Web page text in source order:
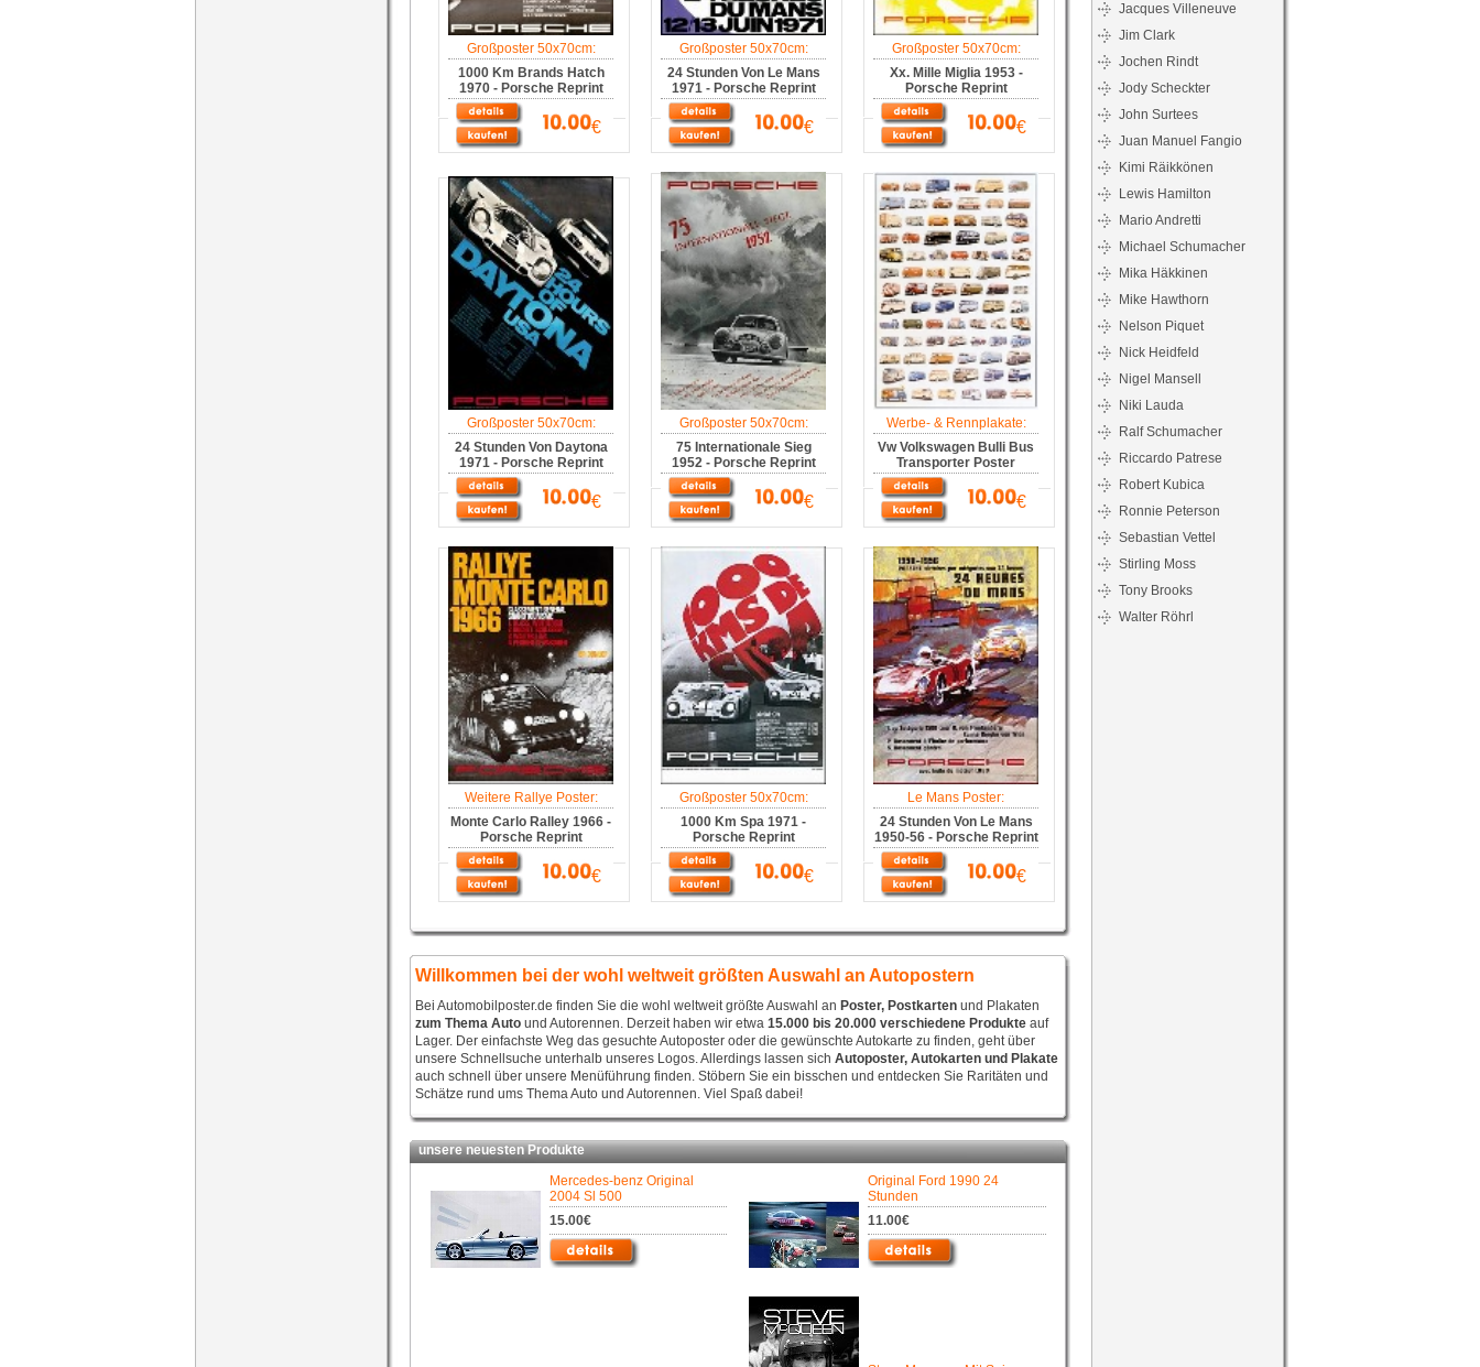
Großposter 50x70cm:
1000 Km Brands Hatch
1970 - Porsche Reprint
€
Großposter 50x70cm:
24 Stunden Von Le Mans
1971 - Porsche Reprint
€
Großposter 50x70cm:
Xx. Mille Miglia 1953 -
Porsche Reprint
€
Großposter 50x70cm:
24 Stunden Von Daytona
1971 - Porsche Reprint
€
Großposter 50x70cm:
75 Internationale Sieg
1952 - Porsche Reprint
€
Werbe- & Rennplakate:
Vw Volkswagen Bulli Bus
Transporter Poster
€
Weitere Rallye Poster:
Monte Carlo Ralley 1966 -
Porsche Reprint
€
Großposter 50x70cm:
1000 Km Spa 1971 -
Porsche Reprint
€
Le Mans Poster:
24 Stunden Von Le Mans
1950-56 - Porsche Reprint
€
Willkommen bei der wohl weltweit größten Auswahl an Autopostern
Bei Automobilposter.de finden Sie die wohl weltweit größte Auswahl an Poster, Postkarten und Plakaten
zum Thema Auto und Autorennen. Derzeit haben wir etwa 15.000 bis 20.000 verschiedene Produkte auf
Lager. Der einfachste Weg das gesuchte Autoposter oder die gewünschte Autokarte zu finden, geht über
unsere Schnellsuche unterhalb unseres Logos. Allerdings lassen sich Autoposter, Autokarten und Plakate
auch schnell über unsere Menüführung finden. Stöbern Sie ein bisschen und entdecken Sie Raritäten und
Schätze rund ums Thema Auto und Autorennen. Viel Spaß dabei!
unsere neuesten Produkte
Mercedes-benz Original
2004 Sl 500
15.00€
Original Ford 1990 24
Stunden
11.00€
Jacques Villeneuve
Jim Clark
Jochen Rindt
Jody Scheckter
John Surtees
Juan Manuel Fangio
Kimi Räikkönen
Lewis Hamilton
Mario Andretti
Michael Schumacher
Mika Häkkinen
Mike Hawthorn
Nelson Piquet
Nick Heidfeld
Nigel Mansell
Niki Lauda
Ralf Schumacher
Riccardo Patrese
Robert Kubica
Ronnie Peterson
Sebastian Vettel
Stirling Moss
Tony Brooks
Walter Röhrl